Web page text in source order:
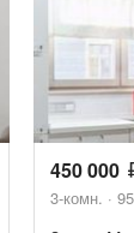
450 000
3-комн. 95